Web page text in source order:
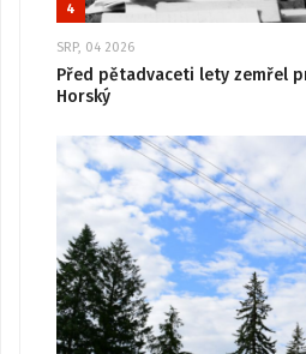
4
SRP, 04 2026
Před pětadvaceti lety zemřel
Horský